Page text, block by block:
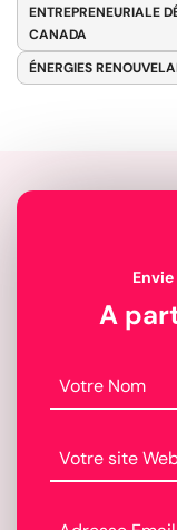
ENTREPRENEURIALE
CANADA
ÉNERGIES
A